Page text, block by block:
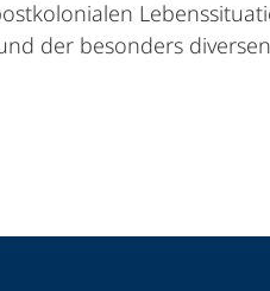
der besonders